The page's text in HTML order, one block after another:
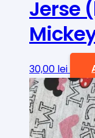
Jerse
30,00 lei